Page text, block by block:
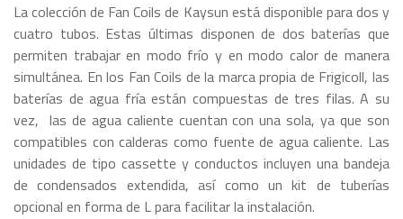
La colección de Fan Coils de Kaysun está disponible para dos y
cuatro tubos. Estas últimas disponen de dos baterías que
permiten trabajar en modo frío y en modo calor de manera
simultánea. En los Fan Coils de la marca propia de Frigicoll, las
baterías de agua fría están compuestas de tres filas. A su
vez, las de agua caliente cuentan con una sola, ya que son
compatibles con calderas como fuente de agua caliente. Las
unidades de tipo cassette y conductos incluyen una bandeja
de condensados extendida, así como un kit de tuberías
opcional en forma de L para facilitar la instalación.